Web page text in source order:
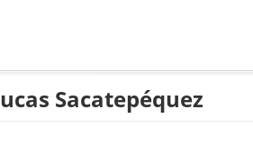
Sacatepéquez